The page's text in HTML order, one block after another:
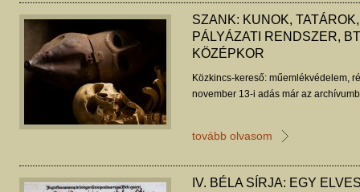
SZANK: KUNOK,
PÁLYÁZATI RENDSZER,
KÖZÉPKOR
Közkincs-kereső: műemlékvédelem,
november 13-i adás már az
tovább olvasom
IV. BÉLA SÍRJA: EGY